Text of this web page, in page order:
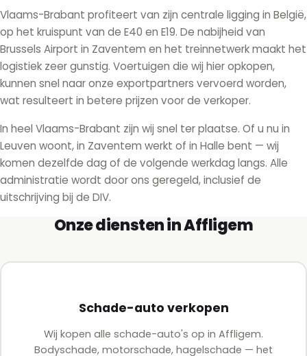
Vlaams-Brabant profiteert van zijn centrale ligging in België,
op het kruispunt van de E40 en E19. De nabijheid van
Brussels Airport in Zaventem en het treinnetwerk maakt het
logistiek zeer gunstig. Voertuigen die wij hier opkopen,
kunnen snel naar onze exportpartners vervoerd worden,
wat resulteert in betere prijzen voor de verkoper.
In heel Vlaams-Brabant zijn wij snel ter plaatse. Of u nu in
Leuven woont, in Zaventem werkt of in Halle bent — wij
komen dezelfde dag of de volgende werkdag langs. Alle
administratie wordt door ons geregeld, inclusief de
uitschrijving bij de DIV.
Onze diensten in Affligem
Schade-auto verkopen
Wij kopen alle schade-auto's op in Affligem.
Bodyschade, motorschade, hagelschade — het